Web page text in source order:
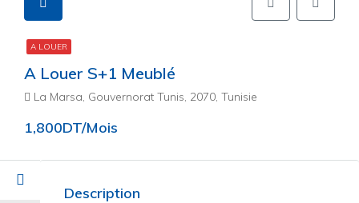
A LOUER
A Louer S+1 Meublé
La Marsa, Gouvernorat Tunis, 2070, Tunisie
1,800DT/Mois
Description